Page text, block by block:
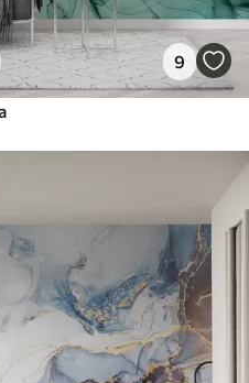
9